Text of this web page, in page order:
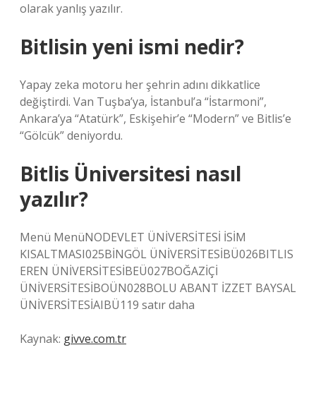
olarak yanlış yazılır.
Bitlisin yeni ismi nedir?
Yapay zeka motoru her şehrin adını dikkatlice
değiştirdi. Van Tuşba’ya, İstanbul’a “İstarmoni”,
Ankara’ya “Atatürk”, Eskişehir’e “Modern” ve Bitlis’e
“Gölcük” deniyordu.
Bitlis Üniversitesi nasıl
yazılır?
Menü MenüNODEVLET ÜNİVERSİTESİ İSİM
KISALTMASI025BİNGÖL ÜNİVERSİTESİBÜ026BITLIS
EREN ÜNİVERSİTESİBEÜ027BOĞAZİÇİ
ÜNİVERSİTESİBOÜN028BOLU ABANT İZZET BAYSAL
ÜNİVERSİTESİAIBÜ119 satır daha
Kaynak: givve.com.tr